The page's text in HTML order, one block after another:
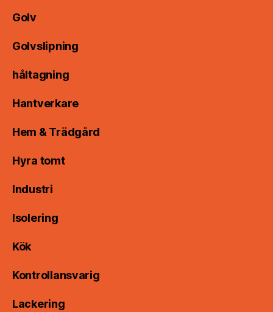
Golv
Golvslipning
håltagning
Hantverkare
Hem & Trädgård
Hyra tomt
Industri
Isolering
Kök
Kontrollansvarig
Lackering